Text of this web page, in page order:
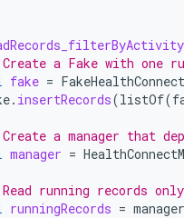
a Fake with one
fake =
. insertRecords(listOf(
a manager that
manager =
running records
runningRecords = manager